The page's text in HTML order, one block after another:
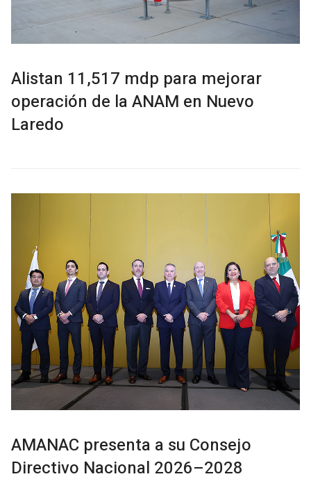
Alistan 11,517 mdp para mejorar
operación de la ANAM en Nuevo
Laredo
AMANAC presenta a su Consejo
Directivo Nacional 2026–2028